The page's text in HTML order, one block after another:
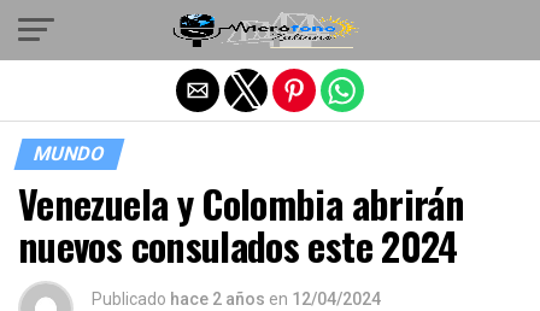
MUNDO
Venezuela y Colombia abrirán
nuevos consulados este 2024
Publicado hace 2 años en 12/04/2024
Salir de la versión móvil